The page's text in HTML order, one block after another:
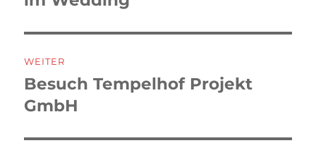
WEITER
Nächster
Beitrag:
Besuch Tempelhof Projekt
GmbH